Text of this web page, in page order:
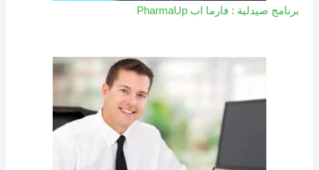
برنامج صيدلية : فارما اب PharmaUp​